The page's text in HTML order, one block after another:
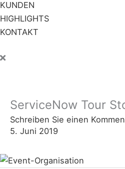
KUNDEN
HIGHLIGHTS
KONTAKT
ServiceNow Tour
Schreiben Sie einen
5. Juni 2019